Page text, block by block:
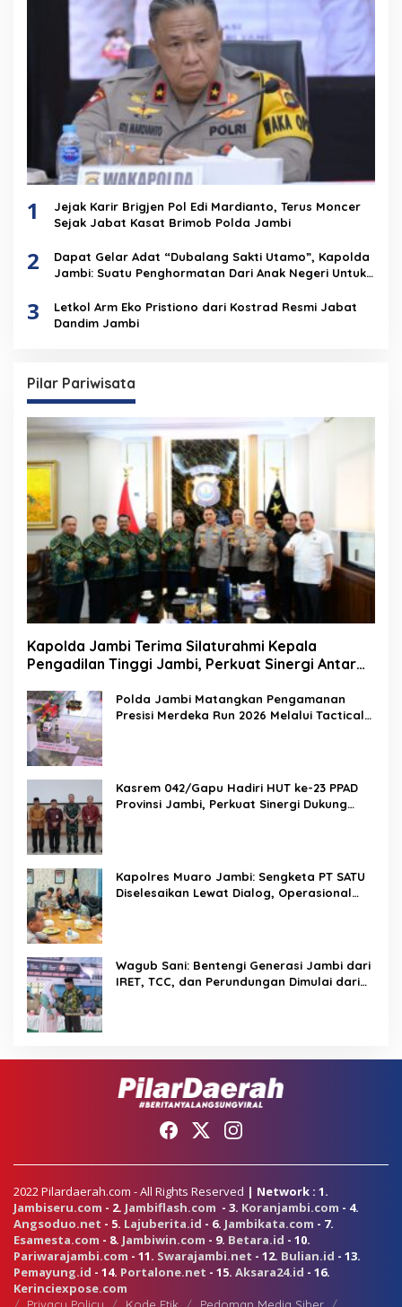
1
Jejak Karir Brigjen Pol Edi Mardianto, Terus Moncer
Sejak Jabat Kasat Brimob Polda Jambi
2
Dapat Gelar Adat “Dubalang Sakti Utamo”, Kapolda
Jambi: Suatu Penghormatan Dari Anak Negeri Untuk
3
Letkol Arm Eko Pristiono dari Kostrad Resmi Jabat
Dandim Jambi
Pilar Pariwisata
Kapolda Jambi Terima Silaturahmi Kepala
Pengadilan Tinggi Jambi, Perkuat Sinergi Antar
Polda Jambi Matangkan Pengamanan
Presisi Merdeka Run 2026 Melalui Tactical
Kasrem 042/Gapu Hadiri HUT ke-23 PPAD
Provinsi Jambi, Perkuat Sinergi Dukung
Kapolres Muaro Jambi: Sengketa PT SATU
Diselesaikan Lewat Dialog, Operasional
Wagub Sani: Bentengi Generasi Jambi dari
IRET, TCC, dan Perundungan Dimulai dari
2022 Pilardaerah.com - All Rights Reserved | Network : 1.
Jambiseru.com - 2. Jambiflash.com - 3. Koranjambi.com - 4.
Angsoduo.net - 5. Lajuberita.id - 6. Jambikata.com - 7.
Esamesta.com - 8. Jambiwin.com - 9. Betara.id - 10.
Pariwarajambi.com - 11. Swarajambi.net - 12. Bulian.id - 13.
Pemayung.id - 14. Portalone.net - 15. Aksara24.id - 16.
Kerinciexpose.com